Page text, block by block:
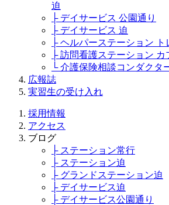
迫
├ デイサービス 公園通り
├ デイサービス 迫
├ ヘルパーステーション ト
├ 訪問看護ステーション カ
└ 介護保険相談コンダクタ
広報誌
実習生の受け入れ
採用情報
アクセス
ブログ
├ ステーション常行
├ ステーション迫
├ グランドステーション迫
├ デイサービス迫
├ デイサービス公園通り